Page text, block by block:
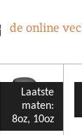
de online
Laatste
maten:
8oz, 10oz